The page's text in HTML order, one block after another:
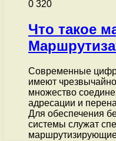
0 320
Что такое
Современные
имеют
множество
адресации и
Для обеспечения
системы служат